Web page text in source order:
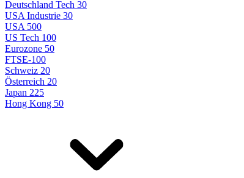
Deutschland Tech 30
USA Industrie 30
USA 500
US Tech 100
Eurozone 50
FTSE-100
Schweiz 20
Österreich 20
Japan 225
Hong Kong 50